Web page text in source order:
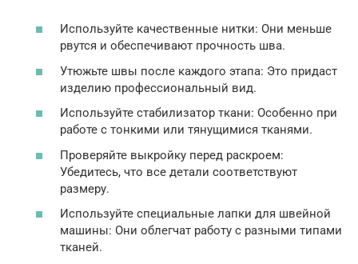
Используйте качественные нитки: Они меньше
рвутся и обеспечивают прочность шва.
Утюжьте швы после каждого этапа: Это придаст
изделию профессиональный вид.
Используйте стабилизатор ткани: Особенно при
работе с тонкими или тянущимися тканями.
Проверяйте выкройку перед раскроем:
Убедитесь, что все детали соответствуют
размеру.
Используйте специальные лапки для швейной
машины: Они облегчат работу с разными типами
тканей.